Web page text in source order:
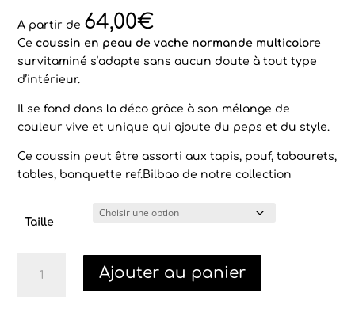
basé
sur
notation
s client
A partir de 64,00€
Ce coussin en peau de vache normande multicolore
survitaminé s’adapte sans aucun doute à tout type
d’intérieur.
Il se fond dans la déco grâce à son mélange de
couleur vive et unique qui ajoute du peps et du style.
Ce coussin peut être assorti aux tapis, pouf, tabourets,
tables, banquette ref.Bilbao de notre collection
Taille
Ajouter au panier